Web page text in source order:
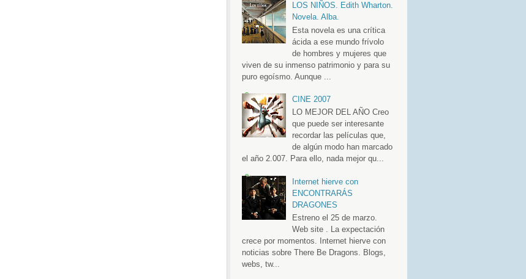
LOS NIÑOS. Edith Wharton.
Novela. Alba.
Esta novela es una crítica
ácida a ese mundo frívolo
de hombres y mujeres que
viven de su inmenso patrimonio y para su
puro egoísmo. Aunque ...
CINE 2007
LO MEJOR DEL AÑO Creo
que puede ser interesante
recordar las películas que,
de algún modo han marcado
el año 2.007. Para ello, nada mejor qu...
Internet hierve con
ENCONTRARÁS
DRAGONES
Estreno el 25 de marzo.
Web site . La expectación
crece por momentos. Internet hierve con
noticias sobre There Be Dragons. Blogs,
webs, tw...